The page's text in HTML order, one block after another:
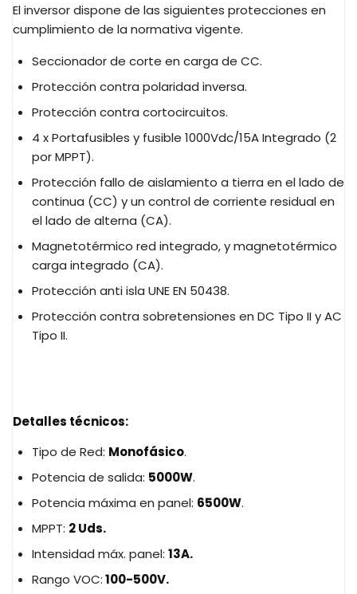
El inversor dispone de las siguientes protecciones en
cumplimiento de la normativa vigente.
Seccionador de corte en carga de CC.
Protección contra polaridad inversa.
Protección contra cortocircuitos.
4 x Portafusibles y fusible 1000Vdc/15A Integrado (2
por MPPT).
Protección fallo de aislamiento a tierra en el lado de
continua (CC) y un control de corriente residual en
el lado de alterna (CA).
Magnetotérmico red integrado, y magnetotérmico
carga integrado (CA).
Protección anti isla UNE EN 50438.
Protección contra sobretensiones en DC Tipo II y AC
Tipo II.
Detalles técnicos:
Tipo de Red: Monofásico.
Potencia de salida: 5000W.
Potencia máxima en panel: 6500W.
MPPT: 2 Uds.
Intensidad máx. panel: 13A.
Rango VOC:100-500V.